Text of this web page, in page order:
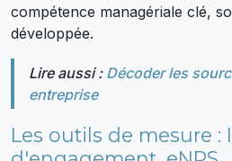
compétence managériale clé,
développée.
Lire aussi : Décoder les
entreprise
Les outils de mesure :